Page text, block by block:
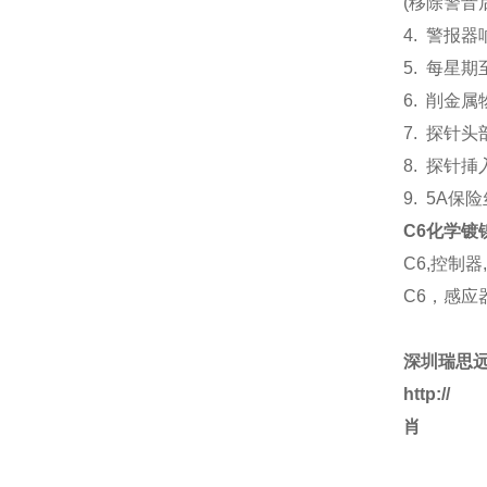
4.警报器
5.每星期
6.削金属
7.探针头
8.探针挿
9. 5A保险
C6化学镀
C6,控制器,
C6，感应
深圳瑞思
http://
肖